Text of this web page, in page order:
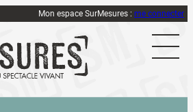
Mon espace SurMesures : me connecter